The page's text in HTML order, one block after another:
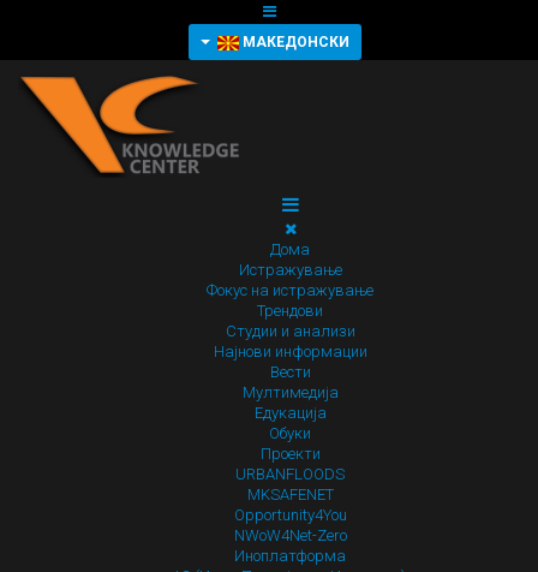
МАКЕДОНСКИ
Дома
Истражување
Фокус на истражување
Трендови
Студии и анализи
Најнови информации
Вести
Мултимедија
Едукација
Обуки
Проекти
URBANFLOODS
MKSAFENET
Opportunity4You
NWoW4Net-Zero
Иноплатформа